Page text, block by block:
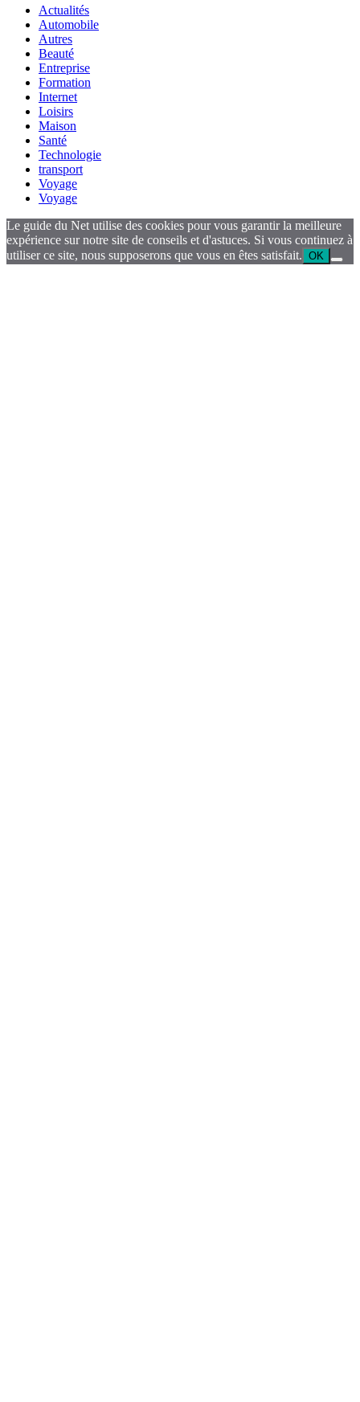
Actualités
Automobile
Autres
Beauté
Entreprise
Formation
Internet
Loisirs
Maison
Santé
Technologie
transport
Voyage
Voyage
Le guide du Net utilise des cookies pour vous garantir la meilleure
expérience sur notre site de conseils et d'astuces. Si vous continuez à
utiliser ce site, nous supposerons que vous en êtes satisfait. OK